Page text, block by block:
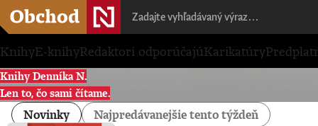
KnihyE-knihyRedaktori odporúčajúKarikatúry
Knihy Denníka N.
Len to, čo sami čítame.
Novinky Najpredávanejšie tento týždeň